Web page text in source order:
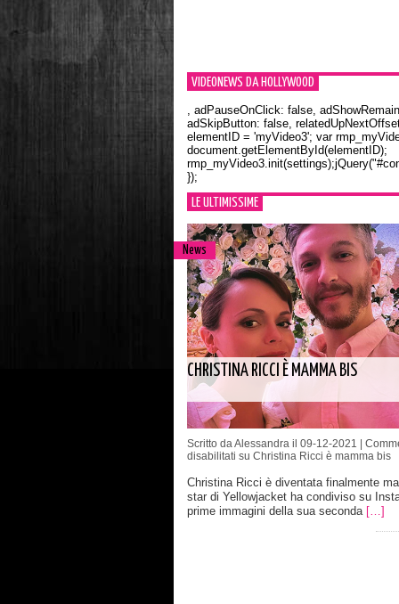
VIDEONEWS DA HOLLYWOOD
, adPauseOnClick: false,
adSkipButton: false,
elementID = 'myVideo3'; var
document.getElementById(elementID);
});
LE ULTIMISSIME
News
CHRISTINA RICCI È MAMMA BIS
Scritto da Alessandra il 09-12-2021 |
disabilitati su Christina Ricci è mamma bis
Christina Ricci è diventata finalmente
star di Yellowjacket ha condiviso su
prime immagini della sua seconda […]